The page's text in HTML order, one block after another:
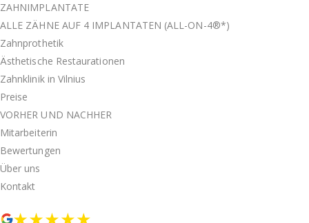
ZAHNIMPLANTATE
ALLE ZÄHNE AUF 4 IMPLANTATEN (ALL-ON-4®*)
Zahnprothetik
Ästhetische Restaurationen
Zahnklinik in Vilnius
Preise
VORHER UND NACHHER
Mitarbeiterin
Bewertungen
Über uns
Kontakt